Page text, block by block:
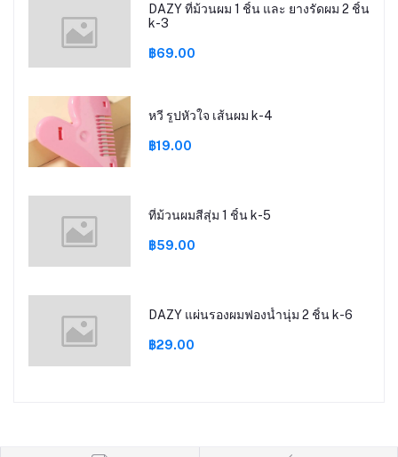
DAZY ที่ม้วนผม 1 ชิ้น และ ยางรัดผม 2 ชิ้น
k-3
฿69.00
หวี รูปหัวใจ เส้นผม k-4
฿19.00
ที่ม้วนผมสีสุ่ม 1 ชิ้น k-5
฿59.00
DAZY แผ่นรองผมฟองน้ำนุ่ม 2 ชิ้น k-6
฿29.00